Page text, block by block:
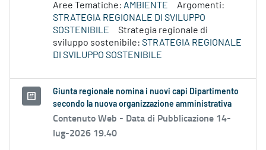
Aree Tematiche: AMBIENTE
Argomenti:
STRATEGIA REGIONALE DI SVILUPPO
SOSTENIBILE
Strategia regionale di
sviluppo sostenibile: STRATEGIA REGIONALE
DI SVILUPPO SOSTENIBILE
Giunta regionale nomina i nuovi capi Dipartimento
secondo la nuova organizzazione amministrativa
Contenuto Web - Data di Pubblicazione 14-
lug-2026 19.40